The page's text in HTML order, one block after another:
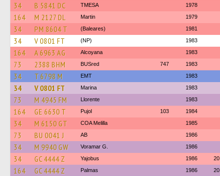
34 B 5841 DC TMESA 1978
164 M 2127 DL Martin 1979
34 PM 8604 T (Baleares) 1981
34 V 0801 FT (NP) 1983
164 A 6963 AG Alcoyana 1983
73 2388 BHM BUSred 747 1983
34 T 6798 M EMT 1983
34 V 0801 FT Marina 1983
73 M 4945 FM Llorente 1983
164 GE 6630 T Pujol 103 1984
34 M 6150 GT COA Melilla 1985
73 BU 0041 J AB 1986
34 M 9940 GW Voramar G. 1986
34 GC 4444 Z Yajobus 1986
164 GC 4444 Z Palmas 1986